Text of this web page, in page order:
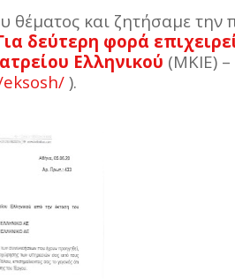
και ζητήσαμε την
δεύτερη φορά
Ελληνικού (ΜΚΙΕ) –
).